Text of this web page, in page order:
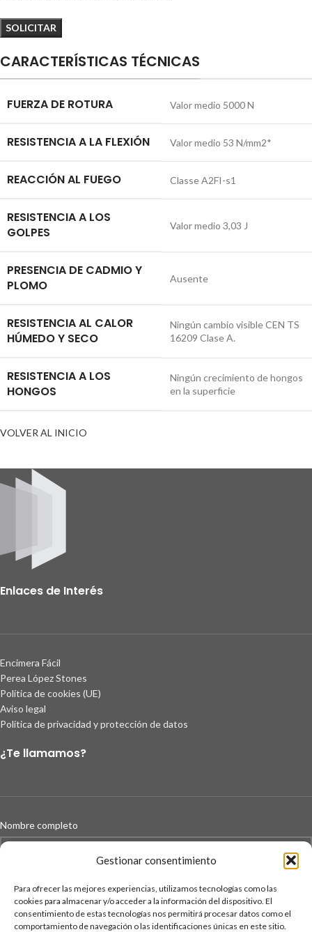
Gestionar consentimiento
Para ofrecer las mejores experiencias, utilizamos tecnologías como las
cookies para almacenar y/o acceder a la información del dispositivo. El
consentimiento de estas tecnologías nos permitirá procesar datos como el
comportamiento de navegación o las identificaciones únicas en este sitio.
CARACTERÍSTICAS TÉCNICAS
FUERZA DE ROTURA Valor medio 5000 N
RESISTENCIA A LA FLEXIÓN Valor medio 53 N/mm2*
REACCIÓN AL FUEGO Classe A2FI-s1
RESISTENCIA A LOS
GOLPES
Valor medio 3,03 J
PRESENCIA DE CADMIO Y
PLOMO
Ausente
RESISTENCIA AL CALOR
HÚMEDO Y SECO
Ningún cambio visible CEN TS
16209 Clase A.
RESISTENCIA A LOS
HONGOS
Ningún crecimiento de hongos
en la superficie
VOLVER AL INICIO
Enlaces de Interés
Encimera Fácil
Perea López Stones
Política de cookies (UE)
Aviso legal
Política de privacidad y protección de datos
¿Te llamamos?
Nombre completo
Teléfono